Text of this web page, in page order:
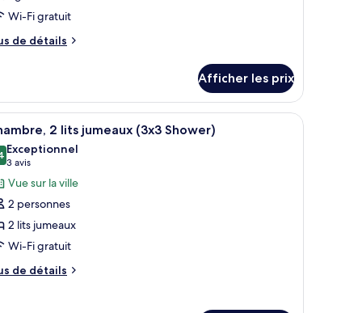
:
Wi-Fi gratuit
de détails
Afficher les prix
un lavabo blanc avec un pare-éclaboussures jaune, et un miroir au-dessus.
:
Une chambre d’hôtel moderne équipée
6 2 lits jumeaux (3x3 Shower)
sur 10
Exceptionnel
3 avis
(3 avis)
Vue sur la ville
2 personnes
2 lits jumeaux
Wi-Fi gratuit
de détails